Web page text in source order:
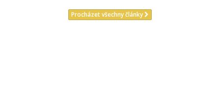
Procházet všechny články